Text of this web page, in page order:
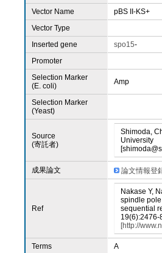
Vector Name
pBS II-KS+
Vector Type
Inserted gene
spo15-
Promoter
Selection Marker
(E. coli)
Amp
Selection Marker
(Yeast)
Source
(寄託者)
Shimoda,
University
成果論文 論文情報登
Ref
Nakase Y,
spindle
sequential
19(6):2476-
[http://
Terms
A